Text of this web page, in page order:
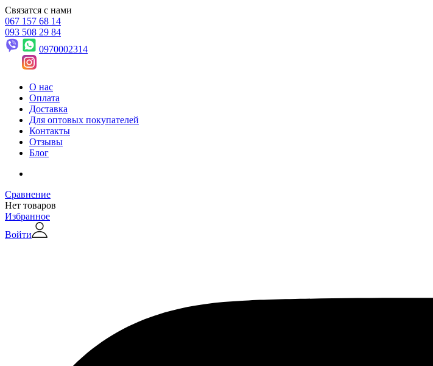
Связатся с нами
067 157 68 14
093 508 29 84
0970002314
О нас
Оплата
Доставка
Для оптовых покупателей
Контакты
Отзывы
Блог
Сравнение
Нет товаров
Избранное
Войти